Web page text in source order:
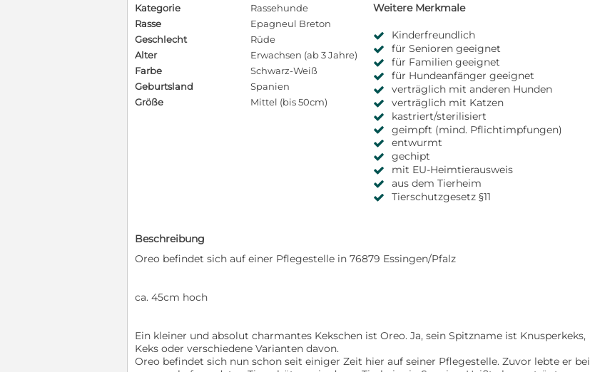
Kategorie
Rassehunde
Rasse
Epagneul Breton
Geschlecht
Rüde
Alter
Erwachsen (ab 3 Jahre)
Farbe
Schwarz-Weiß
Geburtsland
Spanien
Größe
Mittel (bis 50cm)
Weitere Merkmale
Kinderfreundlich
für Senioren geeignet
für Familien geeignet
für Hundeanfänger geeignet
verträglich mit anderen Hunden
verträglich mit Katzen
kastriert/sterilisiert
geimpft (mind. Pflichtimpfungen)
entwurmt
gechipt
mit EU-Heimtierausweis
aus dem Tierheim
Tierschutzgesetz §11
Beschreibung
Oreo befindet sich auf einer Pflegestelle in 76879 Essingen/Pfalz
ca. 45cm hoch
Ein kleiner und absolut charmantes Kekschen ist Oreo. Ja, sein Spitzname ist Knusperkeks,
Keks oder verschiedene Varianten davon.
Oreo befindet sich nun schon seit einiger Zeit hier auf seiner Pflegestelle. Zuvor lebte er bei